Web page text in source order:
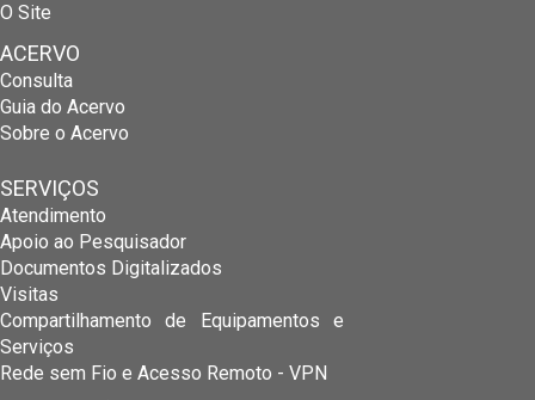
O Site
ACERVO
Consulta
Guia do Acervo
Sobre o Acervo
SERVIÇOS
Atendimento
Apoio ao Pesquisador
Documentos Digitalizados
Visitas
Compartilhamento de Equipamentos e
Serviços
Rede sem Fio e Acesso Remoto - VPN